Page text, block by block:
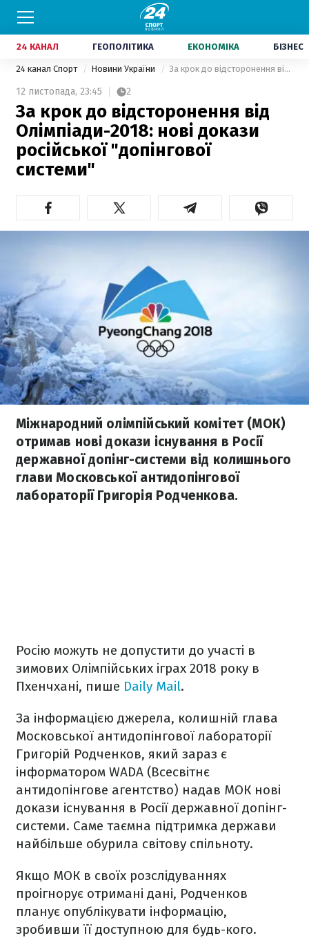
24 КАНАЛ ГЕОПОЛІТИКА ЕКОНОМІКА БІЗНЕС
24 канал Спорт Новини України За крок до відсторонення від Олімпіади-2018: нові докази російської "допінгової системи"
12 листопада, 23:45 2
За крок до відсторонення від
Олімпіади-2018: нові докази
російської "допінгової
системи"
Міжнародний олімпійський комітет (МОК)
отримав нові докази існування в Росії
державної допінг-системи від колишнього
глави Московської антидопінгової
лабораторії Григорія Родченкова.
Росію можуть не допустити до участі в
зимових Олімпійських іграх 2018 року в
Пхенчхані, пише Daily Mail.
За інформацією джерела, колишній глава
Московської антидопінгової лабораторії
Григорій Родченков, який зараз є
інформатором WADA (Всесвітнє
антидопінгове агентство) надав МОК нові
докази існування в Росії державної допінг-
системи. Саме таємна підтримка держави
найбільше обурила світову спільноту.
Якщо МОК в своїх розслідуваннях
проігнорує отримані дані, Родченков
планує опублікувати інформацію,
зробивши її доступною для будь-кого.